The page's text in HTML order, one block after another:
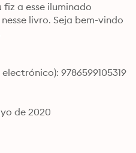
fiz a esse iluminado
livro. Seja bem-vindo
9786599105319
de 2020